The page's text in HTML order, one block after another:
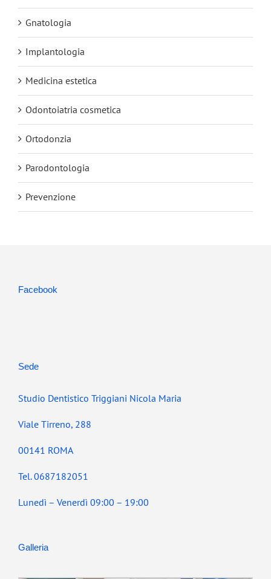
Gnatologia
Implantologia
Medicina estetica
Odontoiatria cosmetica
Ortodonzia
Parodontologia
Prevenzione
Facebook
Sede
Studio Dentistico Triggiani Nicola Maria
Viale Tirreno, 288
00141 ROMA
Tel. 0687182051
Lunedì – Venerdì 09:00 – 19:00
Galleria